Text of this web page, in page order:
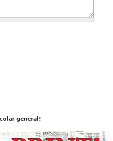
general!